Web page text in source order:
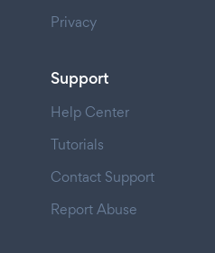
Privacy
Support
Help Center
Tutorials
Contact Support
Report Abuse